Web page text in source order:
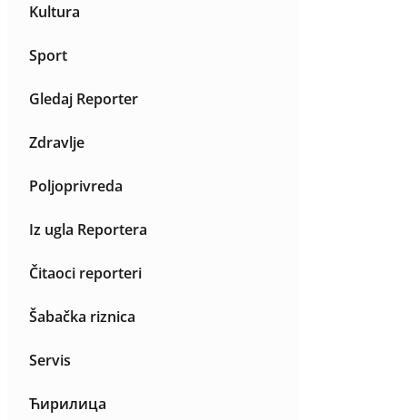
Kultura
Sport
Gledaj Reporter
Zdravlje
Poljoprivreda
Iz ugla Reportera
Čitaoci reporteri
Šabačka riznica
Servis
Ћирилица